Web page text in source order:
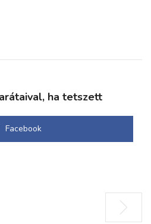
ha tetszett
Facebook